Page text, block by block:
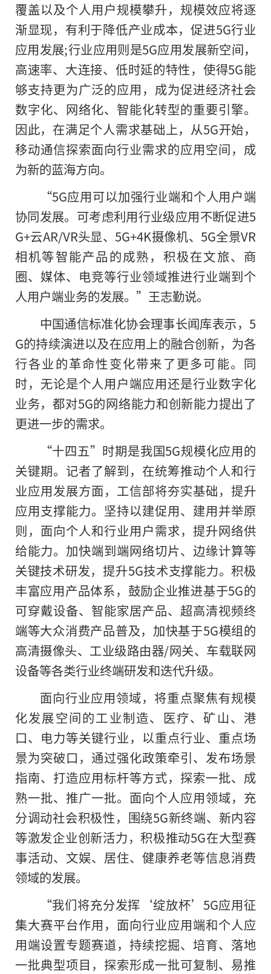
覆盖以及个人用户规模攀升，规模效应将逐
渐显现，有利于降低产业成本，促进5G行业
应用发展;行业应用则是5G应用发展新空间，
高速率、大连接、低时延的特性，使得5G能
够支持更为广泛的应用，成为促进经济社会
数字化、网络化、智能化转型的重要引擎。
因此，在满足个人需求基础上，从5G开始，
移动通信探索面向行业需求的应用空间，成
为新的蓝海方向。
“5G应用可以加强行业端和个人用户端
协同发展。可考虑利用行业级应用不断促进5
G+云AR/VR头显、5G+4K摄像机、5G全景VR
相机等智能产品的成熟，积极在文旅、商
圈、媒体、电竞等行业领域推进行业端到个
人用户端业务的发展。”王志勤说。
中国通信标准化协会理事长闻库表示，5
G的持续演进以及在应用上的融合创新，为各
行各业的革命性变化带来了更多可能。同
时，无论是个人用户端应用还是行业数字化
业务，都对5G的网络能力和创新能力提出了
更进一步的需求。
“十四五”时期是我国5G规模化应用的
关键期。记者了解到，在统筹推动个人和行
业应用发展方面，工信部将夯实基础，提升
应用支撑能力。坚持以建促用、建用并举原
则，面向个人和行业用户需求，提升网络供
给能力。加快端到端网络切片、边缘计算等
关键技术研发，提升5G技术支撑能力。积极
丰富应用产品体系，鼓励企业推进基于5G的
可穿戴设备、智能家居产品、超高清视频终
端等大众消费产品普及，加快基于5G模组的
高清摄像头、工业级路由器/网关、车载联网
设备等各类行业终端研发和迭代升级。
面向行业应用领域，将重点聚焦有规模
化发展空间的工业制造、医疗、矿山、港
口、电力等关键行业，以重点行业、重点场
景为突破口，通过强化政策牵引、发布场景
指南、打造应用标杆等方式，探索一批、成
熟一批、推广一批。面向个人应用领域，充
分调动社会积极性，围绕5G新终端、新内容
等激发企业创新活力，积极推动5G在大型赛
事活动、文娱、居住、健康养老等信息消费
领域的发展。
“我们将充分发挥‘绽放杯’5G应用征
集大赛平台作用，面向行业应用端和个人应
用端设置专题赛道，持续挖掘、培育、落地
一批典型项目，探索形成一批可复制、易推